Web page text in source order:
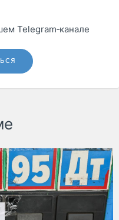
Telegram‑канале